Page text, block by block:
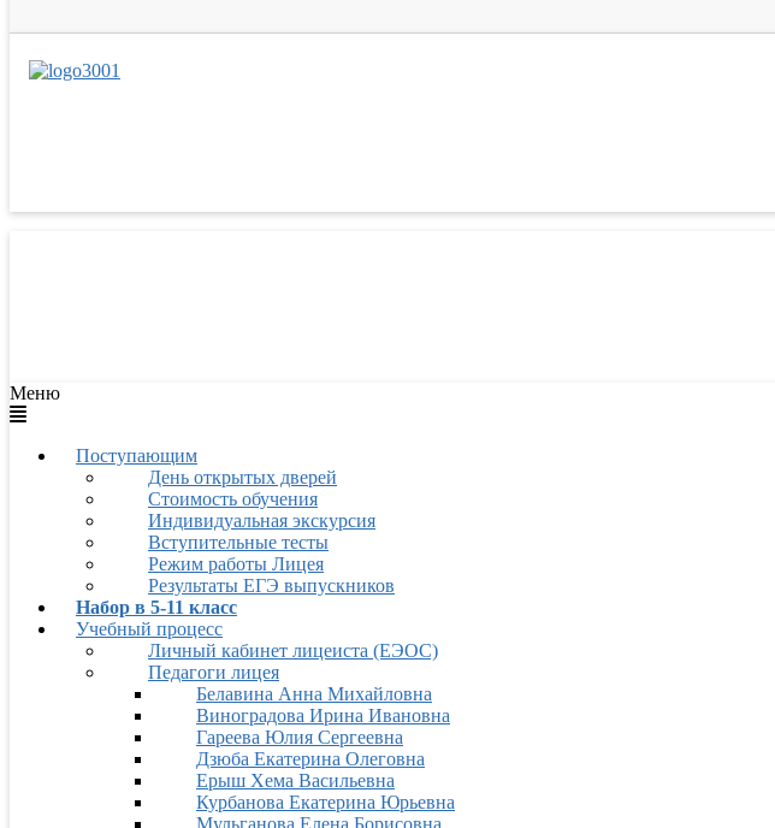
Меню
Поступающим
День открытых дверей
Стоимость обучения
Индивидуальная экскурсия
Вступительные тесты
Режим работы Лицея
Результаты ЕГЭ выпускников
Набор в 5-11 класс
Учебный процесс
Личный кабинет лицеиста (ЕЭОС)
Педагоги лицея
Белавина Анна Михайловна
Виноградова Ирина Ивановна
Гареева Юлия Сергеевна
Дзюба Екатерина Олеговна
Ерыш Хема Васильевна
Курбанова Екатерина Юрьевна
Мульганова Елена Борисовна